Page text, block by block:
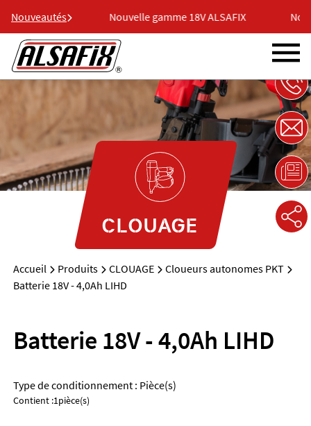
Nouveautés
ALSAFIX Nouvelle gamme 18V ALSAFIX
CLOUAGE
Accueil Produits CLOUAGE
Cloueurs autonomes PKT
Batterie 18V - 4,0Ah LIHD
Batterie 18V - 4,0Ah LIHD
Type de conditionnement : Pièce(s)
Contient :1pièce(s)